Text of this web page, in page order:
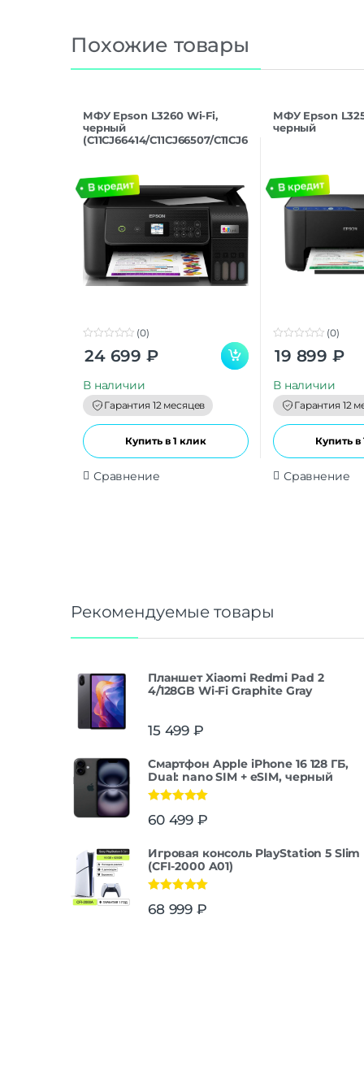
Похожие товары
МФУ Epson L3260 Wi-Fi,
черный
(C11CJ66414/C11CJ66507/C11CJ6
o
o
(0)
24 699 ₽
В наличии
Гарантия 12 месяцев
Купить в 1 клик
Сравнение
МФУ Epson
черный
o
(0)
19 899 ₽
В наличии
Гарантия 12
Купить в
Сравнение
Рекомендуемые товары
Планшет Xiaomi Redmi Pad 2
4/128GB Wi-Fi Graphite Gray
15 499 ₽
Смартфон Apple iPhone 16 128 ГБ,
Dual: nano SIM + eSIM, черный
из 5
60 499 ₽
Игровая консоль PlayStation 5 Slim
(CFI-2000 A01)
из 5
68 999 ₽